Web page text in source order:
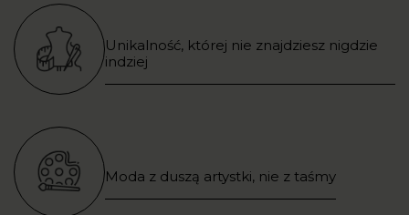
Unikalność, której nie znajdziesz nigdzie
indziej
Moda z duszą artystki, nie z taśmy